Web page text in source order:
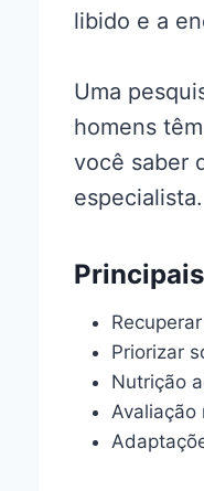
libido e a
Uma
homens
você saber
especialista.
Priorizar
Nutrição